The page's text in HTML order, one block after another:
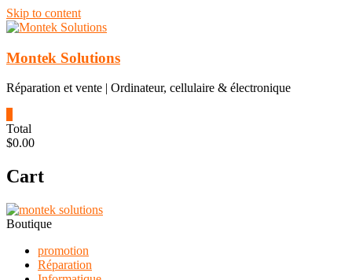
Skip to content
Montek Solutions
Réparation et vente | Ordinateur, cellulaire & électronique
Total
$0.00
Cart
Boutique
promotion
Réparation